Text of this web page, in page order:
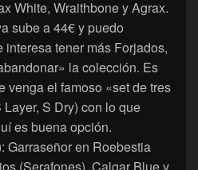
White, Wraithbone y Agrax.
sube a 44€ y puedo
interesa tener más Forjados,
la colección. Es
venga el famoso «set de tres
S Dry) con lo que
es buena opción.
Garraseñor en Roebestia